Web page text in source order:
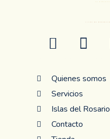
Quienes somos
Servicios
Islas del Rosario
Contacto